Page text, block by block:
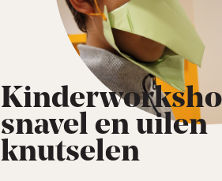
snavel en uilen
knutselen